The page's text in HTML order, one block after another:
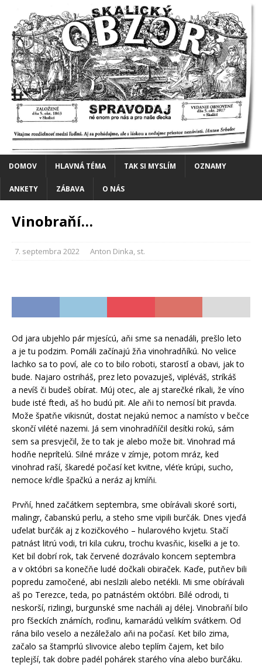
DOMOV HLAVNÁ TÉMA TAK SI MYSLÍM OZNAMY
ANKETY ZÁBAVA O NÁS
Vinobraňí…
7. septembra 2022 Anton Dinka, st.
Od jara ubjehlo pár mjesícú, aňi sme sa nenadáli, prešlo leto
a je tu podzim. Pomáli začínajú žňa vinohradňíkú. No velice
lachko sa to poví, ale co to bilo roboti, starosťí a obavi, jak to
bude. Najaro ostriháš, prez leto povazuješ, vipléváš, stríkáš
a nevíš či budeš obírat. Múj otec, ale aj starečké ríkali, že víno
bude isté ftedi, aš ho budú pit. Ale aňi to nemosí bit pravda.
Može špatňe vikisnút, dostat nejakú nemoc a namísto v bečce
skončí vilété nazemi. Já sem vinohradňíčil desítki rokú, sám
sem sa presvječil, že to tak je alebo može bit. Vinohrad má
hodňe neprítelú. Silné mráze v zímje, potom mráz, ked
vinohrad raší, škaredé počasí ket kvitne, vléťe krúpi, sucho,
nemoce kŕdle špačkú a neráz aj kmíňi.
Prvňí, hned začátkem septembra, sme obírávali skoré sorti,
malingr, čabanskú perlu, a steho sme vipili burčák. Dnes vjeďá
uďelat burčák aj z kozičkového – hularového kvjetu. Stačí
patnást litrú vodi, tri kila cukru, trochu kvasňic, kiselki a je to.
Ket bil dobrí rok, tak červené dozrávalo koncem septembra
a v októbri sa konečňe ludé dočkali obiraček. Kaďe, putňev bili
popredu zamočené, abi neslzili alebo netékli. Mi sme obírávali
aš po Terezce, teda, po patnástém októbri. Bílé odrodi, ti
neskorší, rizlingi, burgunské sme nacháli aj délej. Vinobraňí bilo
pro fšeckích známích, roďinu, kamarádú velikím svátkem. Od
rána bilo veselo a nezáležalo aňi na počasí. Ket bilo zima,
začalo sa štamprlú slivovice alebo teplím čajem, ket bilo
teplejší, tak dobre padél pohárek starého vína alebo burčáku.